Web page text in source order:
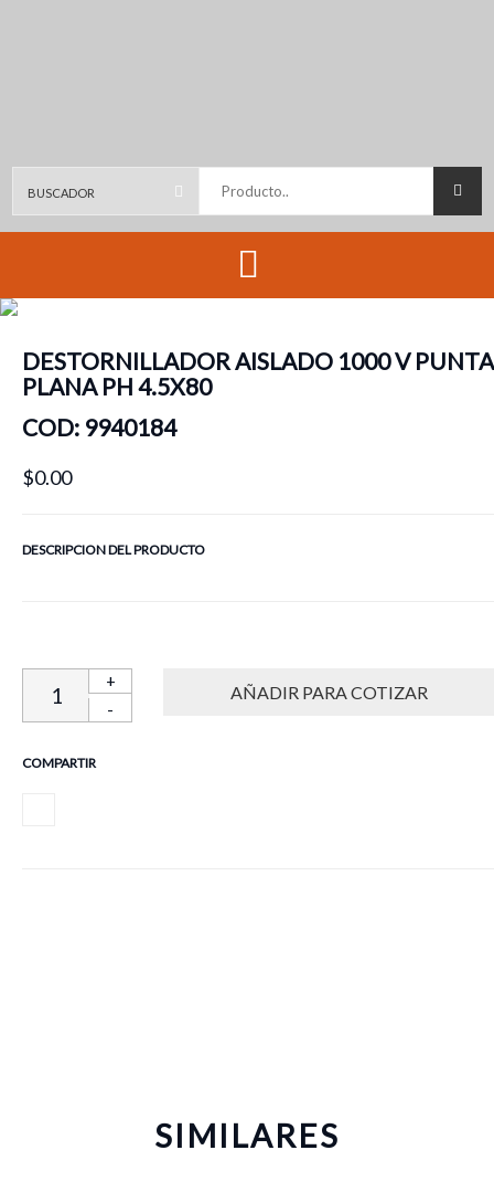
Producto..
DESTORNILLADOR AISLADO 1000 V PUNTA
PLANA PH 4.5X80
COD: 9940184
$0.00
DESCRIPCION DEL PRODUCTO
+
-
COMPARTIR
SIMILARES